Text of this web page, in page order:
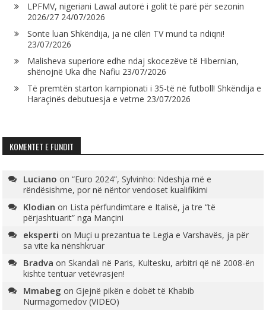
LPFMV, nigeriani Lawal autorë i golit të parë për sezonin
2026/27 24/07/2026
Sonte luan Shkëndija, ja në cilën TV mund ta ndiqni!
23/07/2026
Malisheva superiore edhe ndaj skocezëve të Hibernian,
shënojnë Uka dhe Nafiu 23/07/2026
Të premtën starton kampionati i 35-të në futboll! Shkëndija e
Haraçinës debutuesja e vetme 23/07/2026
KOMENTET E FUNDIT
Luciano on“Euro 2024”, Sylvinho: Ndeshja më e
rëndësishme, por në nëntor vendoset kualifikimi
Klodian on Lista përfundimtare e Italisë, ja tre “të
përjashtuarit” nga Mançini
eksperti on Muçi u prezantua te Legia e Varshavës, ja për
sa vite ka nënshkruar
Bradva onSkandali në Paris, Kultesku, arbitri që në 2008-ën
kishte tentuar vetëvrasjen!
Mmabeg onGjejnë pikën e dobët të Khabib
Nurmagomedov (VIDEO)